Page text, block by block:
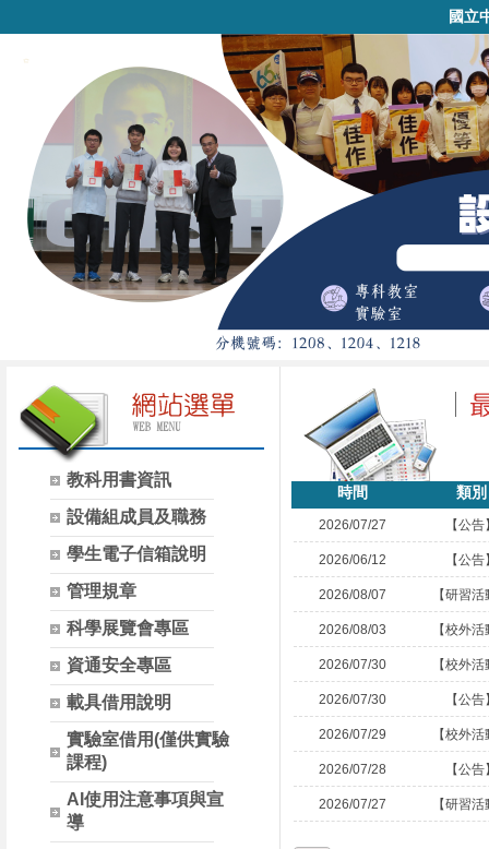
國立
教科用書資訊
設備組成員及職務
學生電子信箱說明
管理規章
科學展覽會專區
資通安全專區
載具借用說明
實驗室借用(僅供實驗
課程)
AI使用注意事項與宣
導
時間 類別
2026/07/27 【公告
2026/06/12 【公告
2026/08/07 【研習
2026/08/03 【校外
2026/07/30 【校外
2026/07/30 【公告
2026/07/29 【校外
2026/07/28 【公告
2026/07/27 【研習